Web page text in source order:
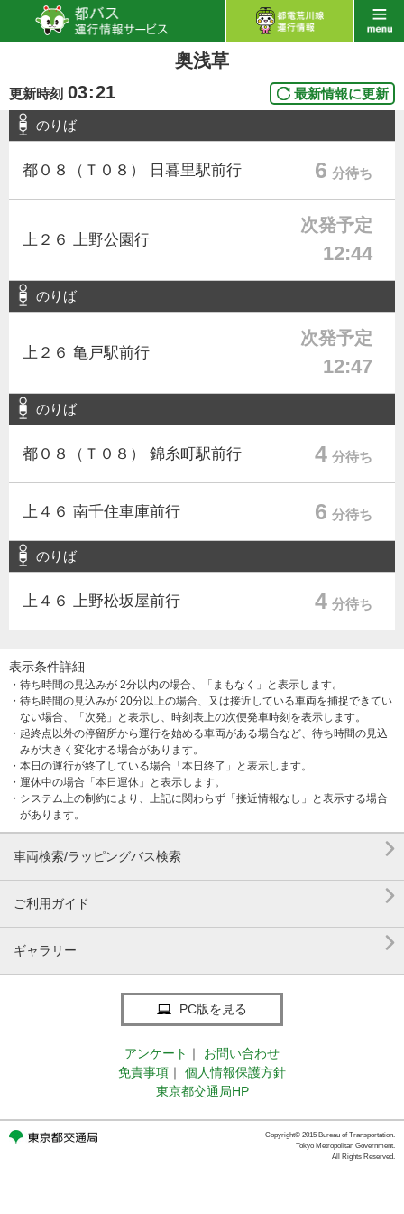
奥浅草
更新時刻 03:21 最新情報に更新
のりば
都０８（Ｔ０８） 日暮里駅前行 6 分待ち
上２６ 上野公園行
次発予定
12:44
のりば
上２６ 亀戸駅前行
次発予定
12:47
のりば
都０８（Ｔ０８） 錦糸町駅前行 4 分待ち
上４６ 南千住車庫前行 6 分待ち
のりば
上４６ 上野松坂屋前行 4 分待ち
表示条件詳細
・待ち時間の見込みが 2分以内の場合、「まもなく」と表示します。
・待ち時間の見込みが 20分以上の場合、又は接近している車両を捕捉できてい
ない場合、「次発」と表示し、時刻表上の次便発車時刻を表示します。
・起終点以外の停留所から運行を始める車両がある場合など、待ち時間の見込
みが大きく変化する場合があります。
・本日の運行が終了している場合「本日終了」と表示します。
・運休中の場合「本日運休」と表示します。
・システム上の制約により、上記に関わらず「接近情報なし」と表示する場合
があります。
車両検索/ラッピングバス検索 
ご利用ガイド 
ギャラリー 
PC版を見る
アンケート ｜
お問い合わせ
免責事項 ｜
個人情報保護方針
東京都交通局HP
Copyright© 2015 Bureau of Transportation.
Tokyo Metropolitan Government.
All Rights Reserved.